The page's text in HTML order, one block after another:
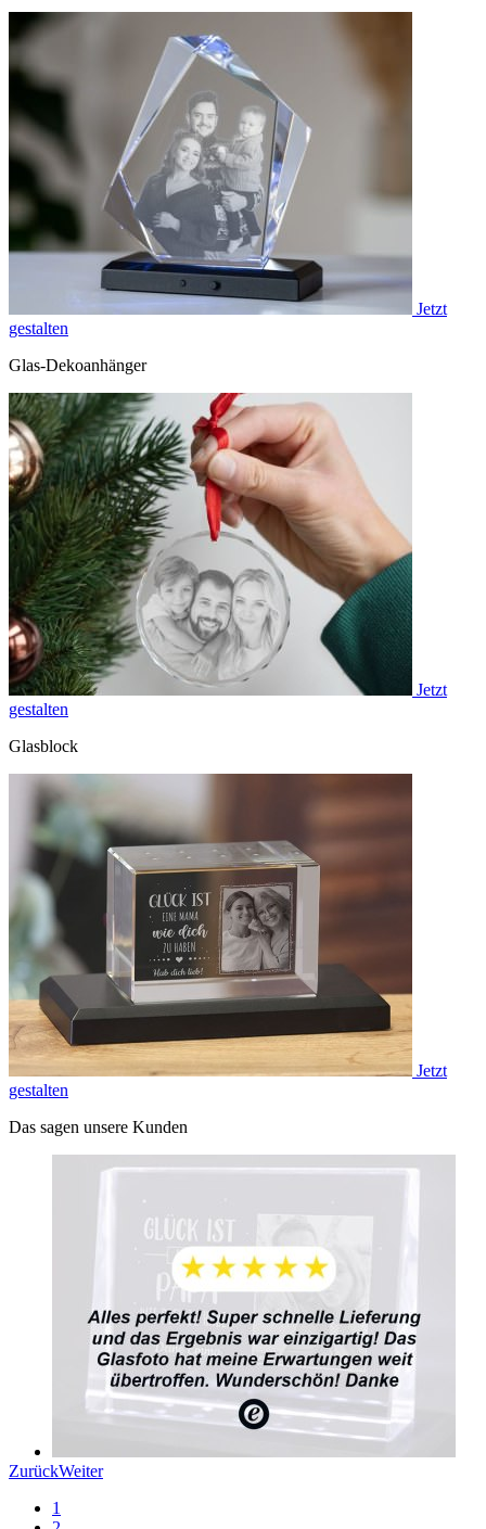
Jetzt
gestalten
Glas-Dekoanhänger
Jetzt
gestalten
Glasblock
Jetzt
gestalten
Das sagen unsere Kunden
ZurückWeiter
1